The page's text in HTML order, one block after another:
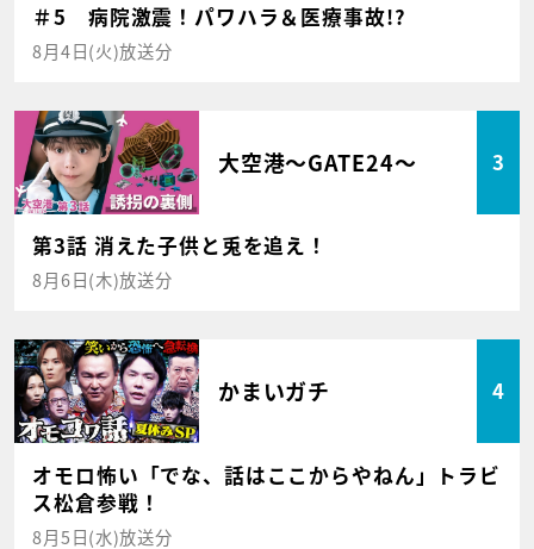
＃5 病院激震！パワハラ＆医療事故!?
8月4日(火)放送分
大空港～GATE24～ 3
第3話 消えた子供と兎を追え！
8月6日(木)放送分
かまいガチ 4
オモロ怖い「でな、話はここからやねん」トラビ
ス松倉参戦！
8月5日(水)放送分